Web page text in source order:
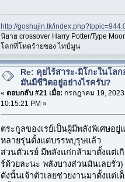
http://goshujin.tk/
นิยาย crossover Harry Potter/Type
โลกที่โหดร้ายของ ไทป์มูน
Re: คุยไร้สาระ-มิโกะในโลก
มันมีชีวิตอยู่อย่างไรครับ?
« ตอบกลับ #21 เมื่อ: กรกฎาคม 19,
10:15:21 PM »
ตระกูลของเรย์เป็นผู้มีพลังพิเศษอ
หลายรุ่นตั้งแต่บรรพบุรุษแล้ว
ส่วนตัวเรย์ มีพลังแก่กล้ามาตั้งแต่เ
ร์ด้วยละนะ พลังบางส่วนมันเลยรั่ว)
ดังนั้นเจ้าตัวเลยช่วยงานมาตั้งแต่